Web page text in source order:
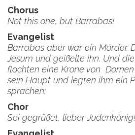
Chorus
Not this one, but Barrabas!
Evangelist
Barrabas aber war ein Mörder.
Jesum und geißelte ihn. Und
flochten eine Krone von
sein Haupt und legten ihm ein
sprachen:
Chor
Sei gegrüßet, lieber Judenkönig!